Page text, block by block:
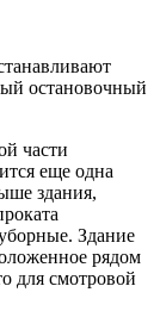
остановочный
части
еще одна
здания,
Здание
рядом
для смотровой